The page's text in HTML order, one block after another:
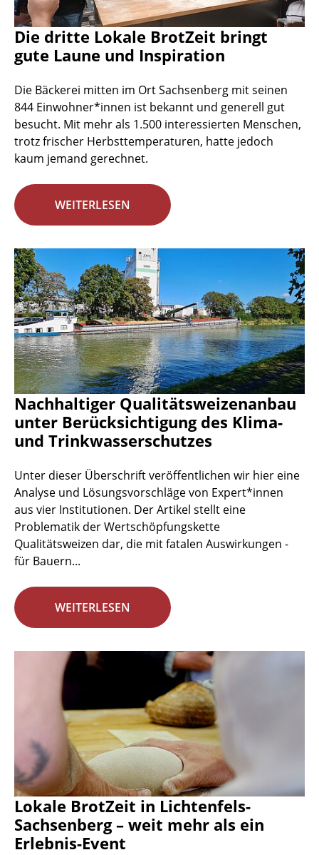
Die dritte Lokale BrotZeit bringt
gute Laune und Inspiration
Die Bäckerei mitten im Ort Sachsenberg mit seinen
844 Einwohner*innen ist bekannt und generell gut
besucht. Mit mehr als 1.500 interessierten Menschen,
trotz frischer Herbsttemperaturen, hatte jedoch
kaum jemand gerechnet.
WEITERLESEN
Nachhaltiger Qualitätsweizenanbau
unter Berücksichtigung des Klima-
und Trinkwasserschutzes
Unter dieser Überschrift veröffentlichen wir hier eine
Analyse und Lösungsvorschläge von Expert*innen
aus vier Institutionen. Der Artikel stellt eine
Problematik der Wertschöpfungskette
Qualitätsweizen dar, die mit fatalen Auswirkungen -
für Bauern...
WEITERLESEN
Lokale BrotZeit in Lichtenfels-
Sachsenberg – weit mehr als ein
Erlebnis-Event